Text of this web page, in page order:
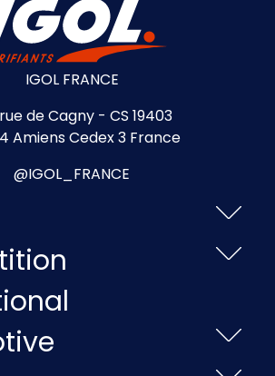
IGOL FRANCE
de Cagny - CS 19403
Amiens Cedex 3 France
@IGOL_FRANCE